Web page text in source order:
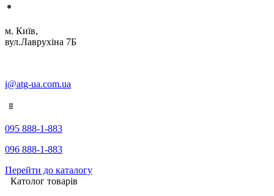
м. Київ,
вул.Лаврухіна 7Б
i@atg-ua.com.ua
095 888-1-883
096 888-1-883
Перейти до каталогу
Католог товарів